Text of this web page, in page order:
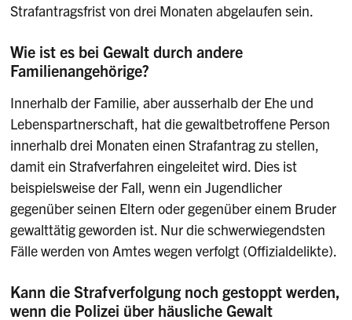
Strafantragsfrist von drei Monaten abgelaufen sein.
Wie ist es bei Gewalt durch andere
Familienangehörige?
Innerhalb der Familie, aber ausserhalb der Ehe und
Lebens­partnerschaft, hat die gewaltbetroffene Person
innerhalb drei Monaten einen Strafantrag zu stellen,
damit ein Strafverfahren ein­geleitet wird. Dies ist
beispielsweise der Fall, wenn ein Jugendlicher
gegenüber seinen Eltern oder gegenüber einem Bruder
gewalttätig geworden ist. Nur die schwerwiegendsten
Fälle werden von Amtes wegen verfolgt (Offizialdelikte).
Kann die Strafverfolgung noch gestoppt werden,
wenn die Polizei über häusliche Gewalt